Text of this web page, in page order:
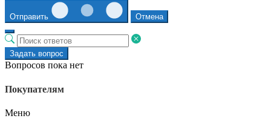
Отправить Отмена
Задать вопрос
Вопросов пока нет
Покупателям
Меню